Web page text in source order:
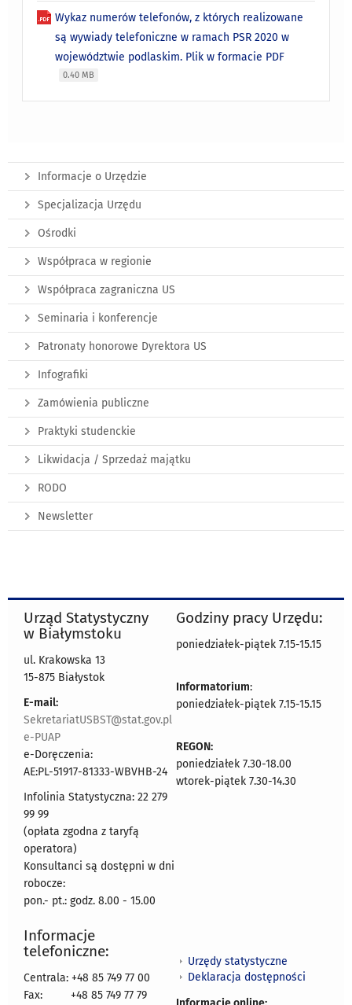
Wykaz numerów telefonów, z których realizowane
są wywiady telefoniczne w ramach PSR 2020 w
województwie podlaskim. Plik w formacie PDF
0.40 MB
Informacje o Urzędzie
Specjalizacja Urzędu
Ośrodki
Współpraca w regionie
Współpraca zagraniczna US
Seminaria i konferencje
Patronaty honorowe Dyrektora US
Infografiki
Zamówienia publiczne
Praktyki studenckie
Likwidacja / Sprzedaż majątku
RODO
Newsletter
Urząd Statystyczny
w Białymstoku
ul. Krakowska 13
15-875 Białystok
E-mail:
SekretariatUSBST@stat.gov.pl
e-PUAP
e-Doręczenia:
AE:PL-51917-81333-WBVHB-24
Infolinia Statystyczna: 22 279
99 99
(opłata zgodna z taryfą
operatora)
Konsultanci są dostępni w dni
robocze:
pon.- pt.: godz. 8.00 - 15.00
Godziny pracy Urzędu:
poniedziałek-piątek 7.15-15.15
Informatorium:
poniedziałek-piątek 7.15-15.15
REGON:
poniedziałek 7.30-18.00
wtorek-piątek 7.30-14.30
Informacje
telefoniczne:
Centrala: +48 85 749 77 00
Fax:
+48 85 749 77 79
Urzędy statystyczne
Deklaracja dostępności